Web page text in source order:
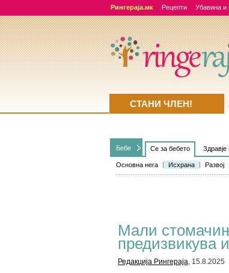
Рингераја.мк Рецепти Убавина и
Бебе Се за бебето
Основна нега Исхрана Развој
Здравје
Мали
предизвикува
Редакција Рингераја, 15.8.2025
СТАНИ ЧЛЕН!